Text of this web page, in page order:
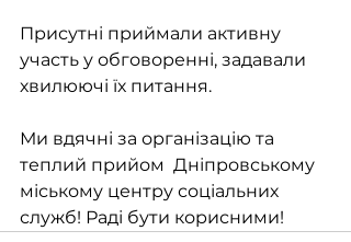
Присутні приймали активну
участь у обговоренні, задавали
хвилюючі їх питання.
Ми вдячні за організацію та
теплий прийом  Дніпровському
міському центру соціальних
служб! Раді бути корисними!